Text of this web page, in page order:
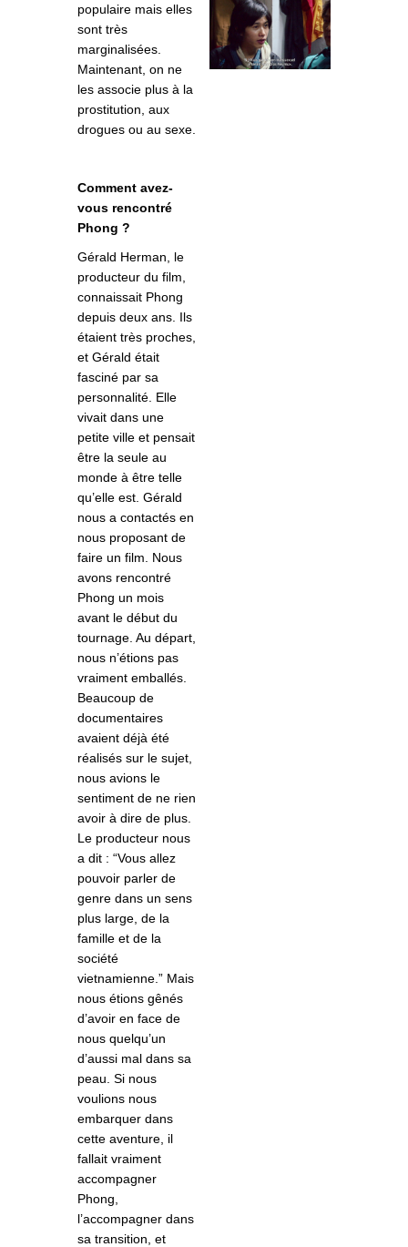
populaire mais elles
sont très
marginalisées.
Maintenant, on ne
les associe plus à la
prostitution, aux
drogues ou au sexe.
Comment avez-
vous rencontré
Phong ?
Gérald Herman, le
producteur du film,
connaissait Phong
depuis deux ans. Ils
étaient très proches,
et Gérald était
fasciné par sa
personnalité. Elle
vivait dans une
petite ville et pensait
être la seule au
monde à être telle
qu’elle est. Gérald
nous a contactés en
nous proposant de
faire un film. Nous
avons rencontré
Phong un mois
avant le début du
tournage. Au départ,
nous n’étions pas
vraiment emballés.
Beaucoup de
documentaires
avaient déjà été
réalisés sur le sujet,
nous avions le
sentiment de ne rien
avoir à dire de plus.
Le producteur nous
a dit : “Vous allez
pouvoir parler de
genre dans un sens
plus large, de la
famille et de la
société
vietnamienne.” Mais
nous étions gênés
d’avoir en face de
nous quelqu’un
d’aussi mal dans sa
peau. Si nous
voulions nous
embarquer dans
cette aventure, il
fallait vraiment
accompagner
Phong,
l’accompagner dans
sa transition, et